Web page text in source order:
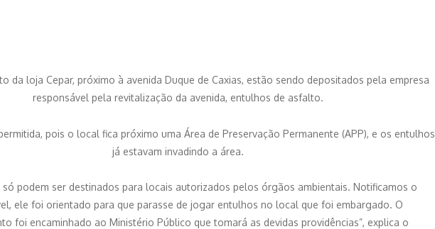
da loja Cepar, próximo à avenida Duque de Caxias, estão sendo depositados pela empresa
responsável pela revitalização da avenida, entulhos de asfalto.
pois o local fica próximo uma Área de Preservação Permanente (APP), e os entulhos
já estavam invadindo a área.
só podem ser destinados para locais autorizados pelos órgãos ambientais. Notificamos o
ele foi orientado para que parasse de jogar entulhos no local que foi embargado. O
foi encaminhado ao Ministério Público que tomará as devidas providências”, explica o